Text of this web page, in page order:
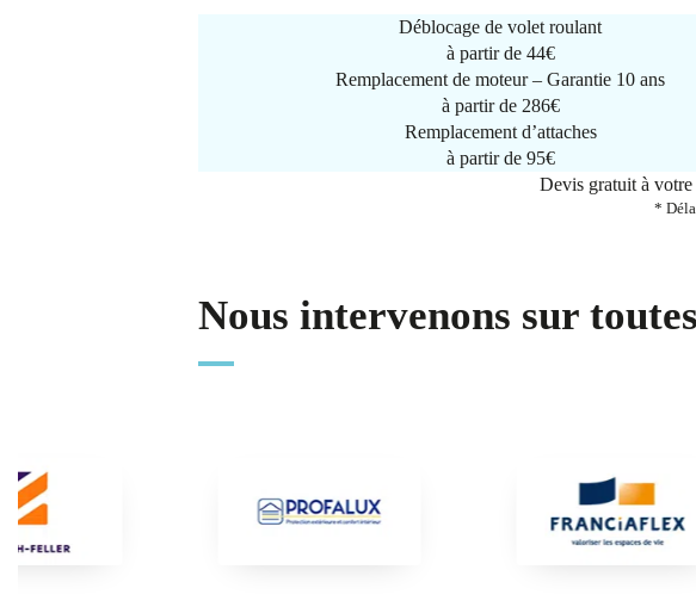
Déblocage de volet roulant
à partir de 44€
Remplacement de moteur – Garantie 10 ans
à partir de 286€
Remplacement d’attaches
à partir de 95€
Devis gratuit à
*
Nous intervenons sur